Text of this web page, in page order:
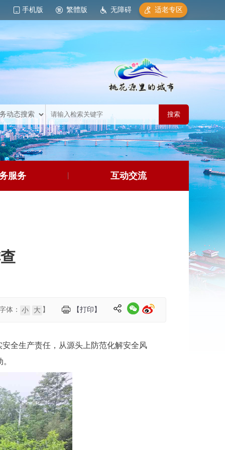
手机版 繁體版 无障碍 适老专区
服务 互动交流
【打印】
体： 小 大 】
全生产责任，从源头上防范化解安全风